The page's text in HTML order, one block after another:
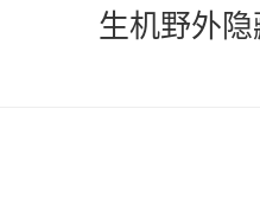
生机野外